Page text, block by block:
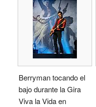
Berryman tocando el
bajo durante la Gira
Viva la Vida en